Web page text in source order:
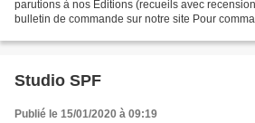
parutions à nos Éditions (recueils avec
bulletin de commande sur notre site Pour
Studio SPF
Publié le 15/01/2020 à 09:19